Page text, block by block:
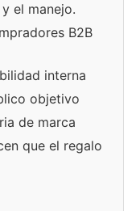
el manejo.
B2B
interna
objetivo
de marca
que el regalo